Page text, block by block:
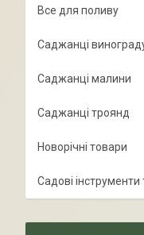
Все для поливу
Саджанці
Саджанці малини
Саджанці троянд
Новорічні товари
Садові інструменти